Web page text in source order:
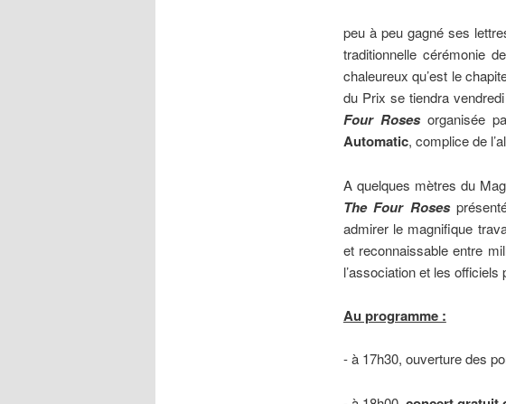
peu à peu gagné ses
traditionnelle cérémonie
chaleureux qu’est le
du Prix se tiendra
Four Rosesorganisée
Automatic, complice de
A quelques mètres du
The Four Roses
admirer le magnifique
et reconnaissable entre
l’association et les officiels
Au programme :
- à 17h30, ouverture des